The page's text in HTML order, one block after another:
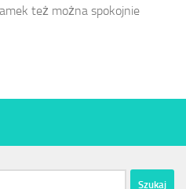
też można spokojnie